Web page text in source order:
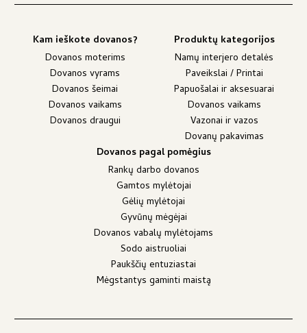
Kam ieškote dovanos?
Dovanos moterims
Dovanos vyrams
Dovanos šeimai
Dovanos vaikams
Dovanos draugui
Produktų kategorijos
Namų interjero detalės
Paveikslai / Printai
Papuošalai ir aksesuarai
Dovanos vaikams
Vazonai ir vazos
Dovanų pakavimas
Dovanos pagal pomėgius
Rankų darbo dovanos
Gamtos mylėtojai
Gėlių mylėtojai
Gyvūnų mėgėjai
Dovanos vabalų mylėtojams
Sodo aistruoliai
Paukščių entuziastai
Mėgstantys gaminti maistą